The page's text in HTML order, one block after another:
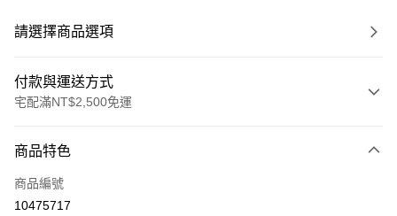
請選擇商品選項
付款與運送方式
宅配滿NT$2,500免運
信用卡一次付款
LINE Pay
商品特色
商品編號
10475717